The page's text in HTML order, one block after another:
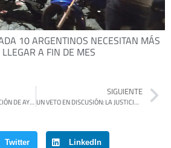
10 ARGENTINOS NECESITAN MÁS
A FIN DE MES
PROCESO DE PRIVATIZACIÓN DE AYSA: EL GOBIERNO DE MILEI DEFINIÓ PLAZOS Y MECANISMOS DE VENTA
SIGUIENTE
UN VETO EN DISCUSIÓN: LA JUSTICIA FRENA AL EJECUTIVO EN EL CASO DE LA LEY DE DISCAPACIDAD
Twitter LinkedIn